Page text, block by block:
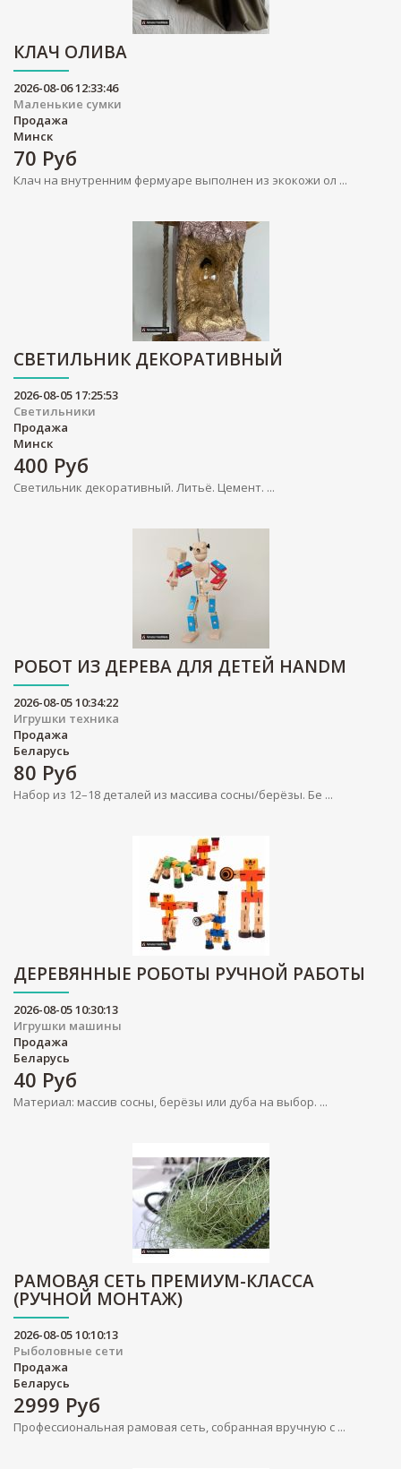
КЛАЧ ОЛИВА
2026-08-06 12:33:46
Маленькие сумки
Продажа
Минск
70 Руб
Клач на внутренним фермуаре выполнен из экокожи ол ...
СВЕТИЛЬНИК ДЕКОРАТИВНЫЙ
2026-08-05 17:25:53
Светильники
Продажа
Минск
400 Руб
Светильник декоративный. Литьё. Цемент. ...
РОБОТ ИЗ ДЕРЕВА ДЛЯ ДЕТЕЙ HANDM
2026-08-05 10:34:22
Игрушки техника
Продажа
Беларусь
80 Руб
Набор из 12–18 деталей из массива сосны/берёзы. Бе ...
ДЕРЕВЯННЫЕ РОБОТЫ РУЧНОЙ РАБОТЫ
2026-08-05 10:30:13
Игрушки машины
Продажа
Беларусь
40 Руб
Материал: массив сосны, берёзы или дуба на выбор. ...
РАМОВАЯ СЕТЬ ПРЕМИУМ-КЛАССА
(РУЧНОЙ МОНТАЖ)
2026-08-05 10:10:13
Рыболовные сети
Продажа
Беларусь
2999 Руб
Профессиональная рамовая сеть, собранная вручную с ...